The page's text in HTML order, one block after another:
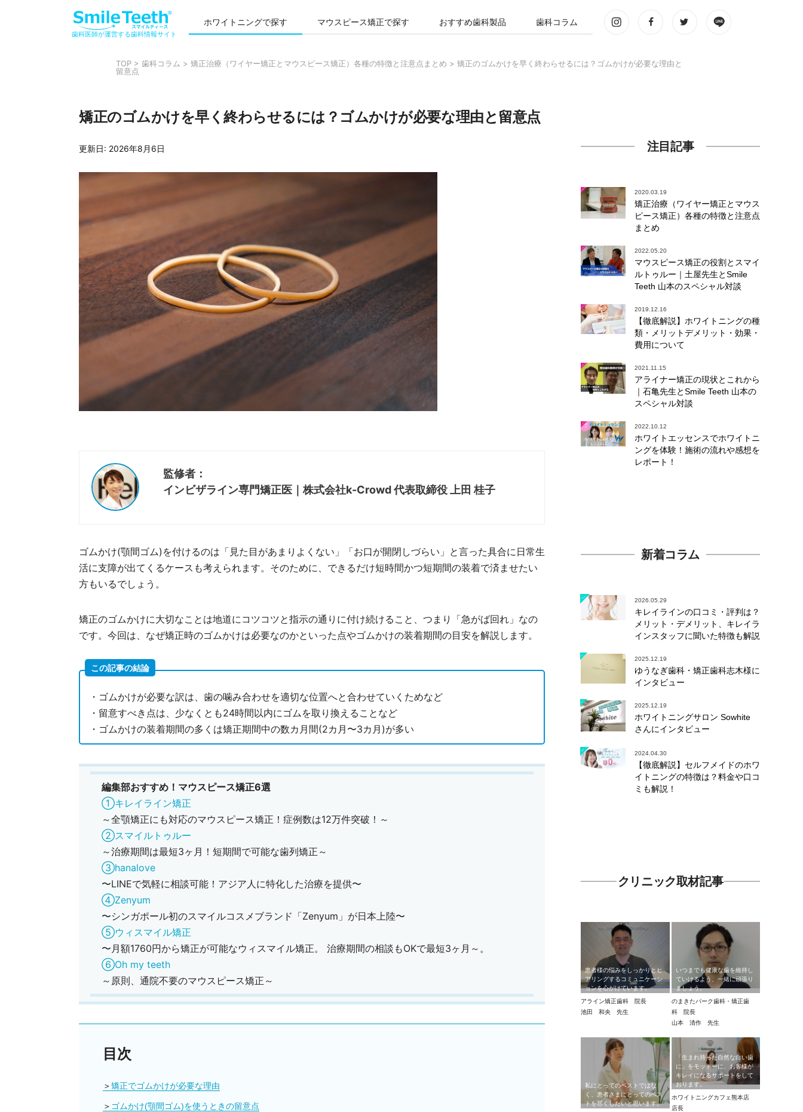
歯科医師が運営する歯科情報サイト
ホワイトニングで探す マウスピース矯正で探す おすすめ歯科製品 歯科コラム
TOP >歯科コラム >矯正治療（ワイヤー矯正とマウスピース矯正）各種の特徴と注意点まとめ >矯正のゴムかけを早く終わらせるには？ゴムかけが必要な理由と
留意点
矯正のゴムかけを早く終わらせるには？ゴムかけが必要な理由と留意点
更新日: 2026年8月6日
監修者：
インビザライン専門矯正医｜株式会社k-Crowd 代表取締役 上田 桂子
ゴムかけ(顎間ゴム)を付けるのは「見た目があまりよくない」「お口が開閉しづらい」と言った具合に日常生
活に支障が出てくるケースも考えられます。そのために、できるだけ短時間かつ短期間の装着で済ませたい
方もいるでしょう。
矯正のゴムかけに大切なことは地道にコツコツと指示の通りに付け続けること、つまり「急がば回れ」なの
です。今回は、なぜ矯正時のゴムかけは必要なのかといった点やゴムかけの装着期間の目安を解説します。
この記事の結論
・ゴムかけが必要な訳は、歯の噛み合わせを適切な位置へと合わせていくためなど
・留意すべき点は、少なくとも24時間以内にゴムを取り換えることなど
・ゴムかけの装着期間の多くは矯正期間中の数カ月間(2カ月〜3カ月)が多い
編集部おすすめ！マウスピース矯正6選
①キレイライン矯正
～全顎矯正にも対応のマウスピース矯正！症例数は12万件突破！～
②スマイルトゥルー
～治療期間は最短3ヶ月！短期間で可能な歯列矯正～
③hanalove
〜LINEで気軽に相談可能！アジア人に特化した治療を提供〜
④Zenyum
〜シンガポール初のスマイルコスメブランド「Zenyum」が日本上陸〜
⑤ウィスマイル矯正
〜月額1760円から矯正が可能なウィスマイル矯正。 治療期間の相談もOKで最短3ヶ月～。
⑥Oh my teeth
～原則、通院不要のマウスピース矯正～
目次
矯正でゴムかけが必要な理由
ゴムかけ(顎間ゴム)を使うときの留意点
注目記事
2020.03.19
矯正治療（ワイヤー矯正とマウス
ピース矯正）各種の特徴と注意点
まとめ
2022.05.20
マウスピース矯正の役割とスマイ
ルトゥルー｜土屋先生とSmile
Teeth 山本のスペシャル対談
2019.12.16
【徹底解説】ホワイトニングの種
類・メリットデメリット・効果・
費用について
2021.11.15
アライナー矯正の現状とこれから
｜石亀先生とSmile Teeth 山本の
スペシャル対談
2022.10.12
ホワイトエッセンスでホワイトニ
ングを体験！施術の流れや感想を
レポート！
新着コラム
2026.05.29
キレイラインの口コミ・評判は？
メリット・デメリット、キレイラ
インスタッフに聞いた特徴も解説
2025.12.19
ゆうなぎ歯科・矯正歯科志木様に
インタビュー
2025.12.19
ホワイトニングサロン Sowhite
さんにインタビュー
2024.04.30
【徹底解説】セルフメイドのホワ
イトニングの特徴は？料金や口コ
ミも解説！
クリニック取材記事
患者様の悩みをしっかりとヒ
アリングするコミュニケーシ
ョンを心がけています。
アライン矯正歯科 院長
池田 和央 先生
いつまでも健康な歯を維持し
ていけるよう、一緒に頑張り
ましょう。
のまきたパーク歯科・矯正歯
科 院長
山本 清作 先生
私にとってのベストではな
く、患者さまにとってのベス
トを尽くしたいと思います。
「生まれ持った自然な白い歯
に」をモットーに、お客様が
キレイになるサポートをして
おります。
ホワイトニングカフェ熊本店
店長